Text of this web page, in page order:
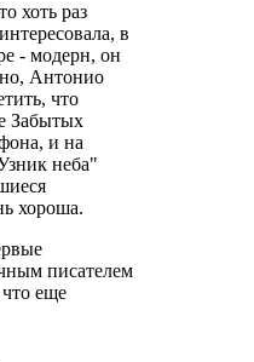
хоть раз
в
- модерн, он
Антонио
что
Забытых
и на
неба"
хороша.
писателем
еще